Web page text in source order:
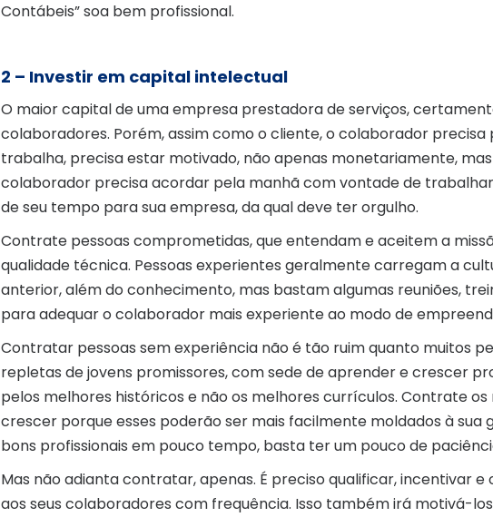
Contábeis” soa bem profissional.
2 – Investir em capital intelectual
O maior capital de uma empresa prestadora de serviços,
colaboradores. Porém, assim como o cliente, o colaborador
trabalha, precisa estar motivado, não apenas monetariamente,
colaborador precisa acordar pela manhã com vontade de
de seu tempo para sua empresa, da qual deve ter orgulho.
Contrate pessoas comprometidas, que entendam e aceitem a
qualidade técnica. Pessoas experientes geralmente carregam a
anterior, além do conhecimento, mas bastam algumas reuniões,
para adequar o colaborador mais experiente ao modo de
Contratar pessoas sem experiência não é tão ruim quanto muitos
repletas de jovens promissores, com sede de aprender e crescer
pelos melhores históricos e não os melhores currículos. Contrate
crescer porque esses poderão ser mais facilmente moldados à sua
bons profissionais em pouco tempo, basta ter um pouco de
Mas não adianta contratar, apenas. É preciso qualificar, incentivar
aos seus colaboradores com frequência. Isso também irá motivá-